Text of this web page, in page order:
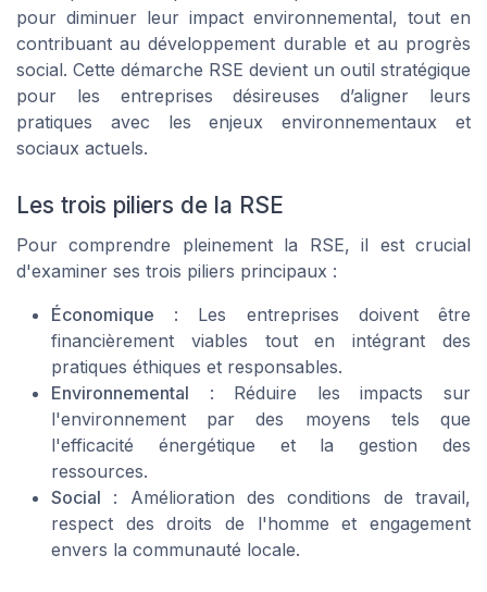
pour diminuer leur impact environnemental, tout en
contribuant au développement durable et au progrès
social. Cette démarche RSE devient un outil stratégique
pour les entreprises désireuses d’aligner leurs
pratiques avec les enjeux environnementaux et
sociaux actuels.
Les trois piliers de la RSE
Pour comprendre pleinement la RSE, il est crucial
d'examiner ses trois piliers principaux :
Économique : Les entreprises doivent être
financièrement viables tout en intégrant des
pratiques éthiques et responsables.
Environnemental : Réduire les impacts sur
l'environnement par des moyens tels que
l'efficacité énergétique et la gestion des
ressources.
Social : Amélioration des conditions de travail,
respect des droits de l'homme et engagement
envers la communauté locale.